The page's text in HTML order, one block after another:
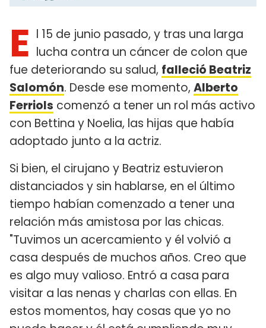
E l 15 de junio pasado, y tras una larga
lucha contra un cáncer de colon que
fue deteriorando su salud, falleció Beatriz
Salomón. Desde ese momento, Alberto
Ferriols comenzó a tener un rol más activo
con Bettina y Noelia, las hijas que había
adoptado junto a la actriz.
Si bien, el cirujano y Beatriz estuvieron
distanciados y sin hablarse, en el último
tiempo habían comenzado a tener una
relación más amistosa por las chicas.
"Tuvimos un acercamiento y él volvió a
casa después de muchos años. Creo que
es algo muy valioso. Entró a casa para
visitar a las nenas y charlas con ellas. En
estos momentos, hay cosas que yo no